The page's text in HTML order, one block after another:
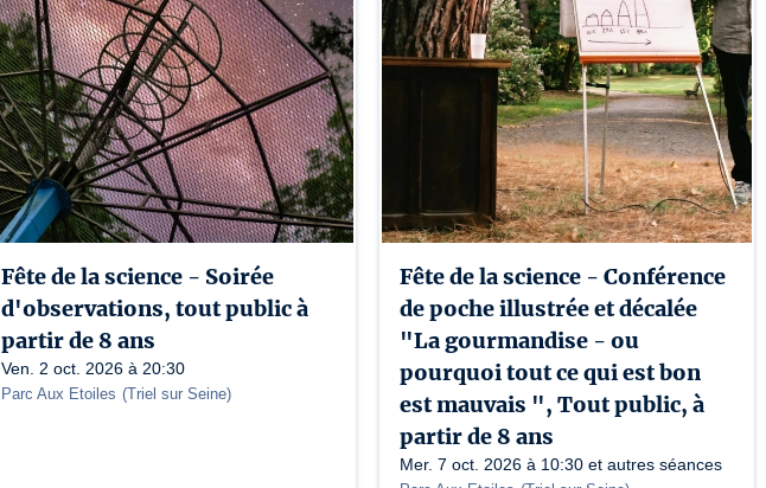
Fête de la science - Soirée
d'observations, tout public à
partir de 8 ans
Ven. 2 oct. 2026 à 20:30
Parc Aux Etoiles (Triel sur Seine)
Fête de la science - Conférence
de poche illustrée et décalée
"La gourmandise - ou
pourquoi tout ce qui est bon
est mauvais ", Tout public, à
partir de 8 ans
Mer. 7 oct. 2026 à 10:30 et autres séances